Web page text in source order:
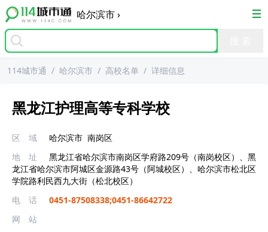
哈尔滨市›
114城市通 / 哈尔滨市 / 高校名单 / 详细信息
黑龙江护理高等专科学校
区 域 哈尔滨市 南岗区
地 址
黑龙江省哈尔滨市南岗区学府路209号（南岗校区）、黑
龙江省哈尔滨市阿城区金源路43号（阿城校区）、哈尔滨市松北区
学院路利民西九大街（松北校区）
电 话
0451-87508338;0451-86642722
网 站